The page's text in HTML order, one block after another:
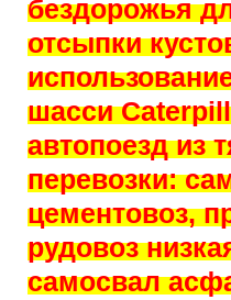
бездорожья
отсыпки
шасси
автопоезд из
перевозки:
цементовоз,
рудовоз
самосвал